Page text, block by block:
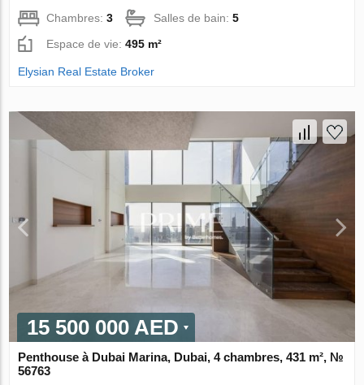
Chambres:3 Salles de bain:5
Espace de vie:495 m²
Elysian Real Estate Broker
15 500 000 AED
Penthouse à Dubai Marina, Dubai, 4 chambres, 431 m², №
56763